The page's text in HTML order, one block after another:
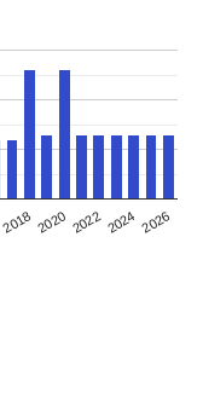
2018 2020 2022 2024 2026